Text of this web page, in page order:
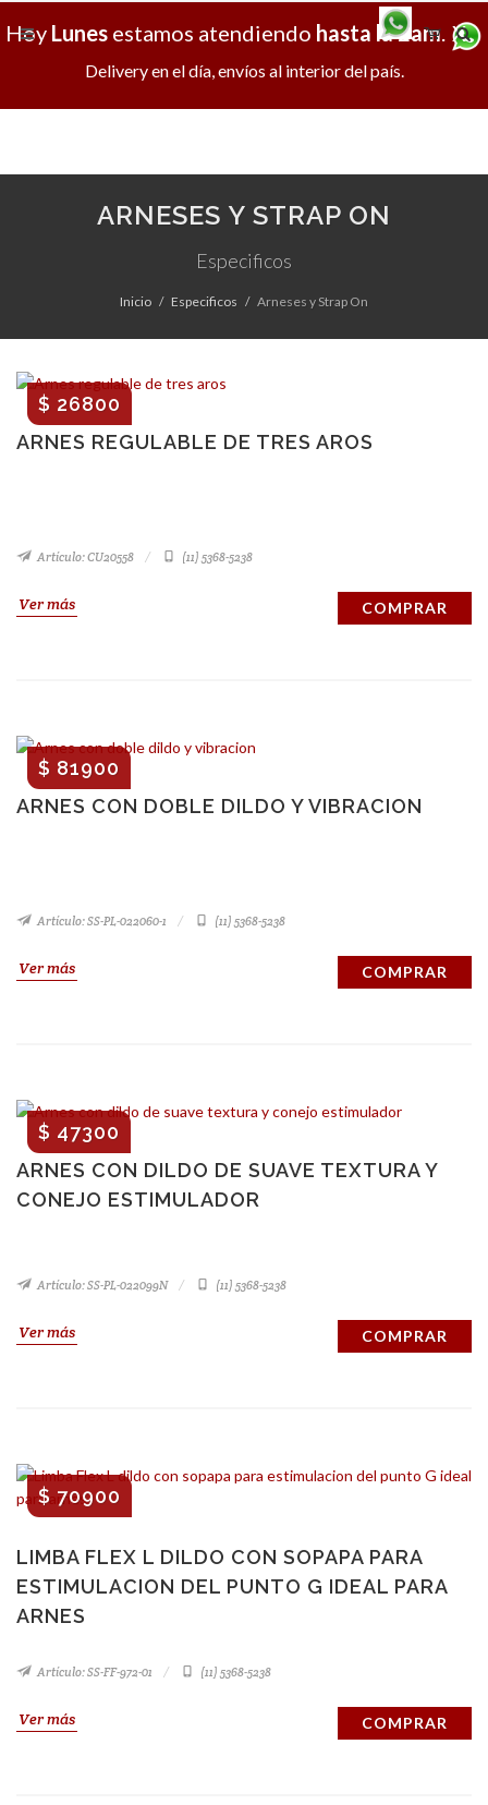
X
Hoy Lunes estamos atendiendo hasta la 2am.
Delivery en el día, envíos al interior del país.
ARNESES Y STRAP ON
Especificos
Inicio Especificos Arneses y Strap On
ARNES REGULABLE DE TRES AROS
$ 26800
Artículo: CU20558 (11) 5368-5238
Ver más COMPRAR
ARNES CON DOBLE DILDO Y VIBRACION
$ 81900
Artículo: SS-PL-022060-1 (11) 5368-5238
Ver más COMPRAR
ARNES CON DILDO DE SUAVE TEXTURA Y
CONEJO ESTIMULADOR
$ 47300
Artículo: SS-PL-022099N (11) 5368-5238
Ver más COMPRAR
LIMBA FLEX L DILDO CON SOPAPA PARA
ESTIMULACION DEL PUNTO G IDEAL PARA
ARNES
$ 70900
Artículo: SS-FF-972-01 (11) 5368-5238
Ver más COMPRAR